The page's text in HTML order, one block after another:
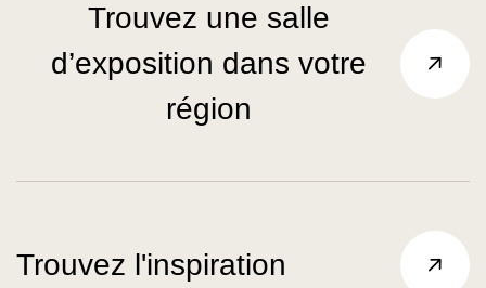
Trouvez une salle
d’exposition dans votre
région
Trouvez l'inspiration